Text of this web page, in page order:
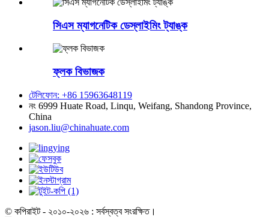
সিএস ম্যাগনেটিক ডেস্লাইমিং ট্যাঙ্ক
ফ্লক বিভাজক
টেলিফোন: +86 15963648119
নং 6999 Huate Road, Linqu, Weifang, Shandong Province,
China
jason.liu@chinahuate.com
© কপিরাইট - ২০১০-২০২৬ : সর্বস্বত্ব সংরক্ষিত।